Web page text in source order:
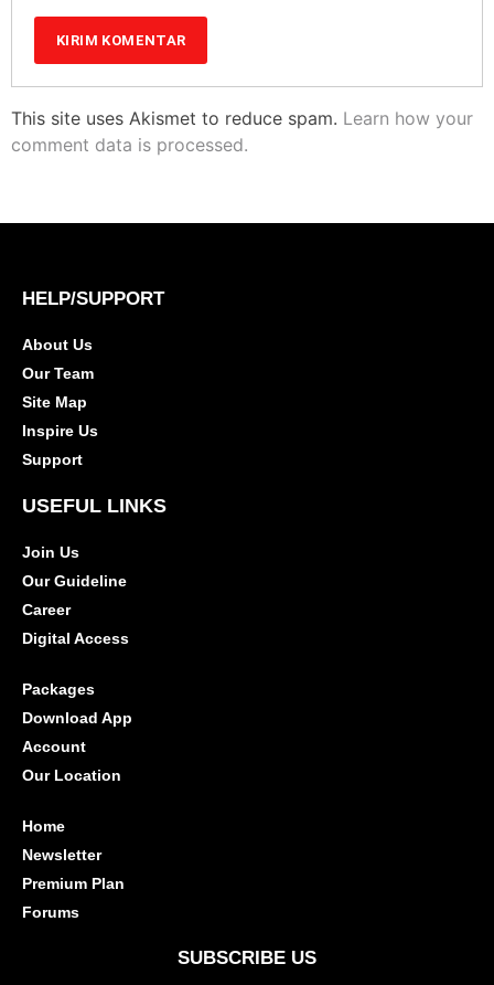
This site uses Akismet to reduce spam. Learn how your
comment data is processed.
HELP/SUPPORT
About Us
Our Team
Site Map
Inspire Us
Support
USEFUL LINKS
Join Us
Our Guideline
Career
Digital Access
Packages
Download App
Account
Our Location
Home
Newsletter
Premium Plan
Forums
SUBSCRIBE US